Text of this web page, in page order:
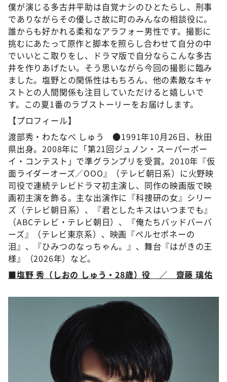
僕が演じる多古井平助は自覚ナシのひとたらし、刑事
でありながらその優しさ故に町のみんなの相談役に。
誰からも好かれる柔和なアラフォー男性です。撮影に
挑むにあたって原作と脚本を照らし合わせて自分の中
でいいとこ取りをし、ドラマ版で自分ならこんな多古
井を作りあげたい。そう思いながら今回の撮影に臨み
ました。塩野との関係性はもちろん、他の素敵なキャ
ストとの人間関係も注目していただけると嬉しいで
す。この夏1番のラブストーリーをお届けします。
【プロフィール】
渡部秀・わたなべ しゅう ●1991年10月26日、秋田
県出身。2008年に「第21回ジュノン・スーパーボー
イ・コンテスト」で準グランプリを受賞。2010年『仮
面ライダーオーズ／OOO』（テレビ朝日系）に火野映
司役で連続テレビドラマ初主演し、同作の映画版で映
画初主演を飾る。主な出演作に『科捜研の女』シリー
ズ（テレビ朝日系）、『君としたキスはいつまでも』
（ABCテレビ・テレビ朝日）、『俺たちバッドバーバ
ーズ』（テレビ東京系）、映画『ペルセポネーの
泪』、『ひみつのなっちゃん。』、舞台『はがきの王
様』（2026年）など。
■塩野 秀（しおの しゅう・28歳）役 ／ 齋藤 璃佑